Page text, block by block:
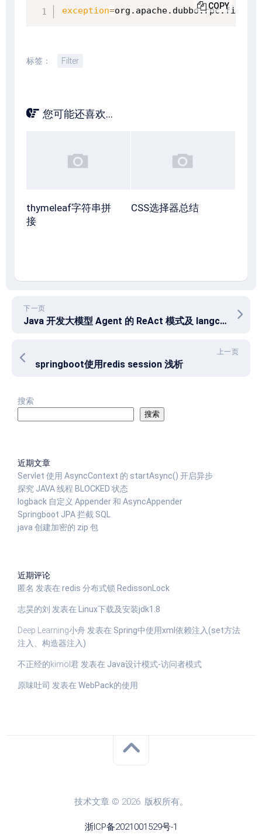
exception= COPY
标签： Filter
您可能还喜欢...
thymeleaf字符串拼
接
CSS选择器总结
下一页
Java 开发大模型 Agent 的 ReAct 模式及 langchain4j 使用
上一页
springboot使用redis session 浅析
搜索
搜索
近期文章
Servlet 使用 AsyncContext 的 startAsync() 开启异步
探究 JAVA 线程 BLOCKED 状态
logback 自定义 Appender 和 AsyncAppender
Springboot JPA 拦截 SQL
java 创建加密的 zip 包
近期评论
匿名 发表在 redis 分布式锁 RedissonLock
志昊的刘 发表在 Linux下载及安装jdk1.8
Deep Learning小舟发表在 Spring中使用xml依赖注入(set方法
注入、构造器注入)
不正经的kimol君发表在 Java设计模式-访问者模式
原味吐司 发表在 WebPack的使用
技术文章 © 2026. 版权所有。
浙ICP备2021001529号-1